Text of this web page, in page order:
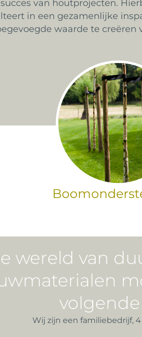
van houtprojecten.
in een gezamenlijke
waarde te creëren
wereld van
Wij zijn een familiebedrijf,